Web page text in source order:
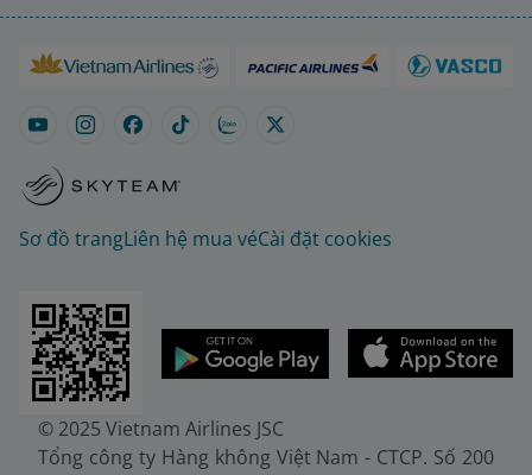
Sơ đồ trangLiên hệ mua véCài đặt cookies
© 2025 Vietnam Airlines JSC
Tổng công ty Hàng không Việt Nam - CTCP. Số 200